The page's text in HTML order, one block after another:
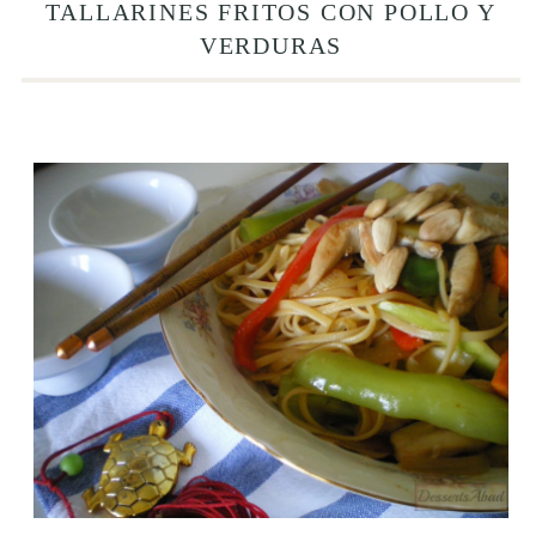
TALLARINES FRITOS CON POLLO Y
VERDURAS